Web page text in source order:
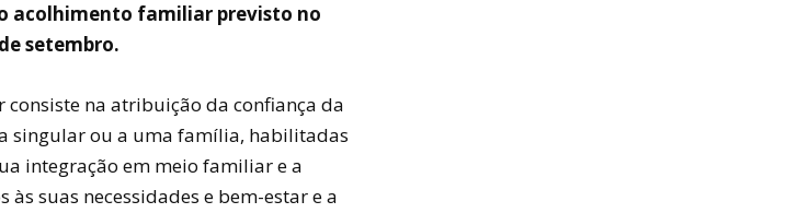
acolhimento familiar previsto no
setembro.
na atribuição da confiança da
singular ou a uma família, habilitadas
integração em meio familiar e a
suas necessidades e bem-estar e a